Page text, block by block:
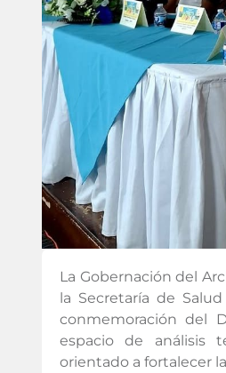
La Gobernación del
la Secretaría de
conmemoración del
espacio de análisis
orientado a fortalecer